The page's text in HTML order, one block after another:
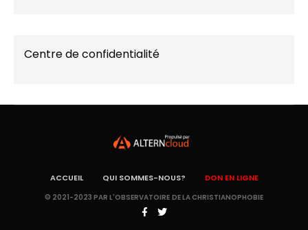
Centre de confidentialité
ACCUEIL QUI SOMMES-NOUS? DON EN LIGNE
© 2021-2023 PAR L'OBSERVATOIRE DE LA CHRISTIANOPHOBIE